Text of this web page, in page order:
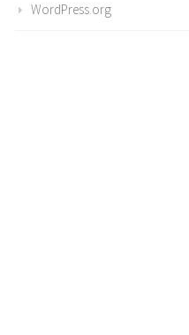
WordPress.org